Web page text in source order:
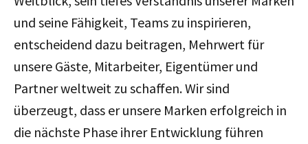
und seine Fähigkeit, Teams zu inspirieren,
entscheidend dazu beitragen, Mehrwert für
unsere Gäste, Mitarbeiter, Eigentümer und
Partner weltweit zu schaffen. Wir sind
überzeugt, dass er unsere Marken erfolgreich in
die nächste Phase ihrer Entwicklung führen